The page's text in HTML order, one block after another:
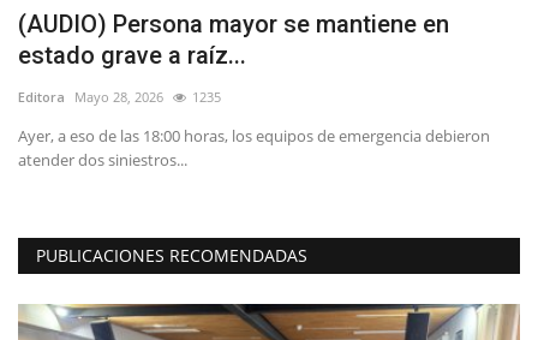
(AUDIO) Persona mayor se mantiene en
estado grave a raíz...
Editora Mayo 28, 2026 1235
Ayer, a eso de las 18:00 horas, los equipos de emergencia debieron
atender dos siniestros...
PUBLICACIONES RECOMENDADAS